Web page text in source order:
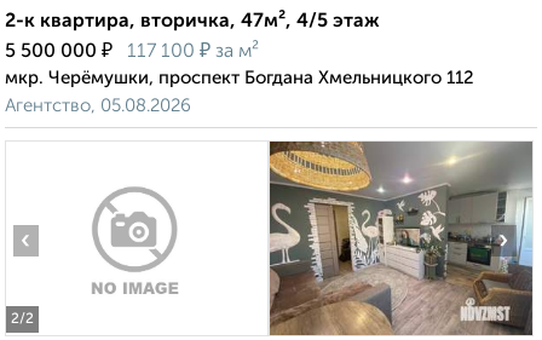
2-к квартира, вторичка, 47м², 4/5 этаж
5 500 000 ₽ 117 100 ₽ за м²
мкр. Черёмушки, проспект Богдана Хмельницкого 112
Агентство, 05.08.2026
2/2
‹ ›